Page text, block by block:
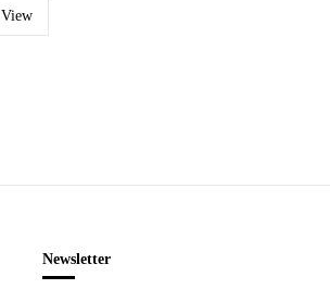
View
Newsletter